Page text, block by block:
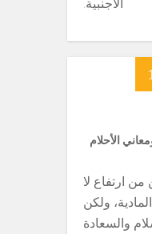
الأجنبية.
الأحلام
من ارتفاع لا
ولكن
والسعادة